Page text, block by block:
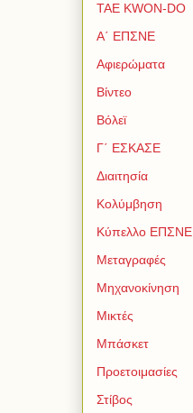
TAE KWON-DO
Α΄ ΕΠΣΝΕ
Αφιερώματα
Βίντεο
Βόλεϊ
Γ΄ ΕΣΚΑΣΕ
Διαιτησία
Κολύμβηση
Κύπελλο ΕΠΣΝΕ
Μεταγραφές
Μηχανοκίνηση
Μικτές
Μπάσκετ
Προετοιμασίες
Στίβος